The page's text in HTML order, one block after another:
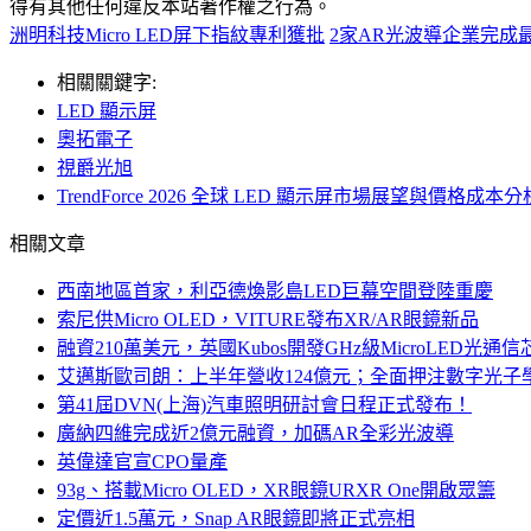
得有其他任何違反本站著作權之行為。
洲明科技Micro LED屏下指紋專利獲批 2家AR光波導企業完成
相關關鍵字:
LED 顯示屏
奧拓電子
視爵光旭
TrendForce 2026 全球 LED 顯示屏市場展望與價格成本分
相關文章
西南地區首家，利亞德煥影島LED巨幕空間登陸重慶
索尼供Micro OLED，VITURE發布XR/AR眼鏡新品
融資210萬美元，英國Kubos開發GHz級MicroLED光通信
艾邁斯歐司朗：上半年營收124億元；全面押注數字光子
第41屆DVN(上海)汽車照明研討會日程正式發布！
廣納四維完成近2億元融資，加碼AR全彩光波導
英偉達官宣CPO量產
93g、搭載Micro OLED，XR眼鏡URXR One開啟眾籌
定價近1.5萬元，Snap AR眼鏡即將正式亮相